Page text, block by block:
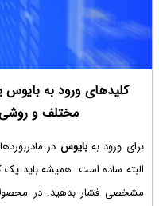
مختلف و روشی
برای ورود بهبایوس در
البته ساده است. همیشه باید
مشخصی فشار بدهید. در